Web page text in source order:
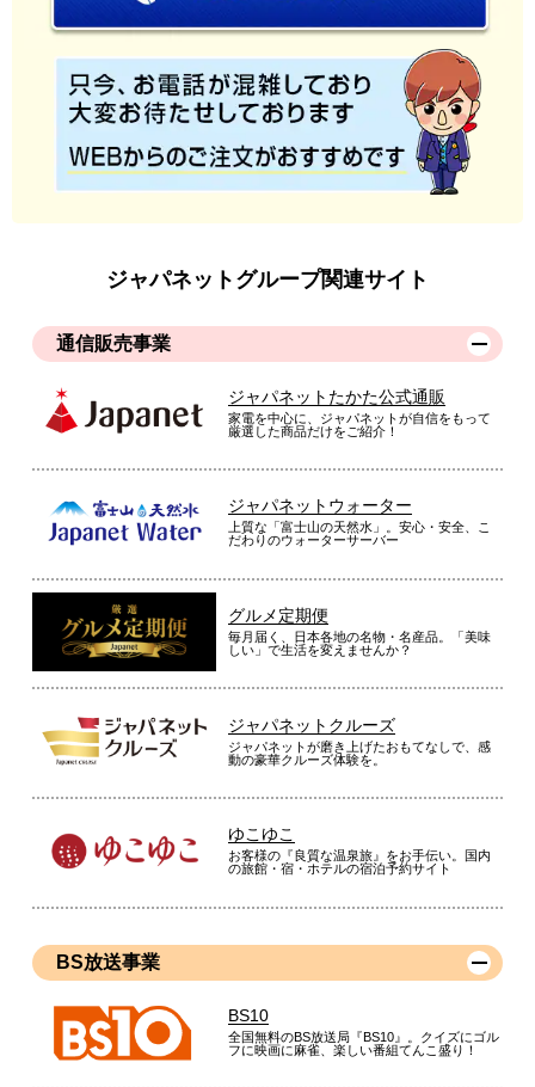
ジャパネットグループ関連サイト
通信販売事業
ジャパネットたかた公式通販
家電を中心に、ジャパネットが自信をもって
厳選した商品だけをご紹介！
ジャパネットウォーター
上質な「富士山の天然水」。安心・安全、こ
だわりのウォーターサーバー
グルメ定期便
毎月届く、日本各地の名物・名産品。「美味
しい」で生活を変えませんか？
ジャパネットクルーズ
ジャパネットが磨き上げたおもてなしで、感
動の豪華クルーズ体験を。
ゆこゆこ
お客様の『良質な温泉旅』をお手伝い。国内
の旅館・宿・ホテルの宿泊予約サイト
BS放送事業
BS10
全国無料のBS放送局『BS10』。クイズにゴル
フに映画に麻雀、楽しい番組てんこ盛り！